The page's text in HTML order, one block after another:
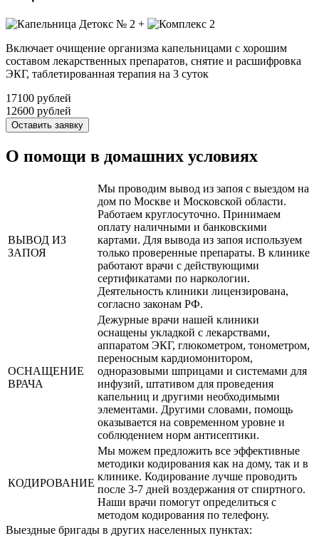
+
Включает очищение организма капельницами с хорошим
составом лекарственных препаратов, снятие и расшифровка
ЭКГ, таблетированная терапия на 3 суток
17100 рублей
12600 рублей
Оставить заявку
О помощи в домашних условиях
ВЫВОД ИЗ
ЗАПОЯ
Мы проводим вывод из запоя с выездом на
дом по Москве и Московской области.
Работаем круглосуточно. Принимаем
оплату наличными и банковскими
картами. Для вывода из запоя используем
только проверенные препараты. В клинике
работают врачи с действующими
сертификатами по наркологии.
Деятельность клиники лицензирована,
согласно законам РФ.
ОСНАЩЕНИЕ
ВРАЧА
Дежурные врачи нашей клиники
оснащены укладкой с лекарствами,
аппаратом ЭКГ, глюкометром, тонометром,
переносным кардиомонитором,
одноразовыми шприцами и системами для
инфузий, штативом для проведения
капельниц и другими необходимыми
элементами. Другими словами, помощь
оказывается на современном уровне и
соблюдением норм антисептики.
КОДИРОВАНИЕ
Мы можем предложить все эффективные
методики кодирования как на дому, так и в
клинике. Кодирование лучше проводить
после 3-7 дней воздержания от спиртного.
Наши врачи помогут определиться с
методом кодирования по телефону.
Выездные бригады в других населенных пунктах: